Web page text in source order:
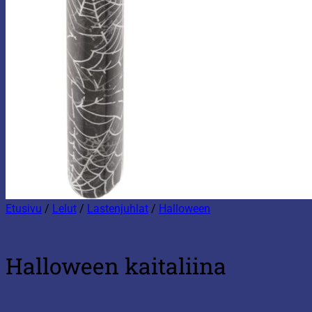
Etusivu / Lelut / Lastenjuhlat / Halloween
Halloween kaitaliina